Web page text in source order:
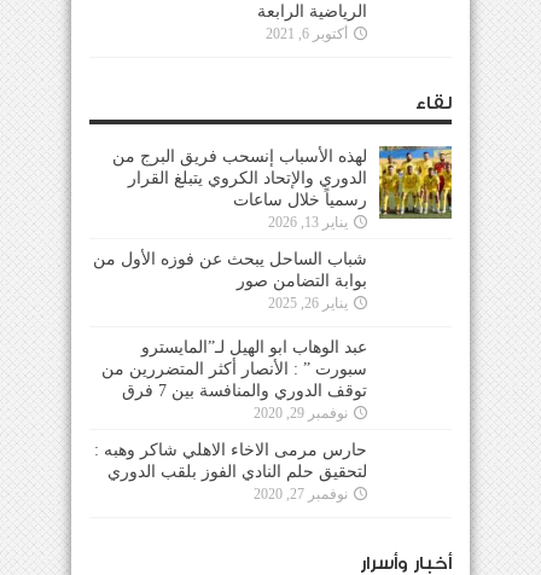
الرياضية الرابعة
أكتوبر 6, 2021
لقاء
لهذه الأسباب إنسحب فريق البرج من
الدوري والإتحاد الكروي يتبلغ القرار
رسمياً خلال ساعات
يناير 13, 2026
شباب الساحل يبحث عن فوزه الأول من
بوابة التضامن صور
يناير 26, 2025
عبد الوهاب ابو الهيل لـ”المايسترو
سبورت ” : الأنصار أكثر المتضررين من
توقف الدوري والمنافسة بين 7 فرق
نوفمبر 29, 2020
حارس مرمى الاخاء الاهلي شاكر وهبه :
لتحقيق حلم النادي الفوز بلقب الدوري
نوفمبر 27, 2020
أخبار وأسرار